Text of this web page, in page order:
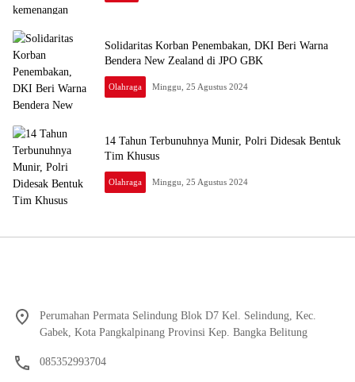
Solidaritas Korban Penembakan, DKI Beri Warna
Bendera New Zealand di JPO GBK
Olahraga Minggu, 25 Agustus 2024
14 Tahun Terbunuhnya Munir, Polri Didesak Bentuk
Tim Khusus
Olahraga Minggu, 25 Agustus 2024
Perumahan Permata Selindung Blok D7 Kel. Selindung, Kec.
Gabek, Kota Pangkalpinang Provinsi Kep. Bangka Belitung
085352993704